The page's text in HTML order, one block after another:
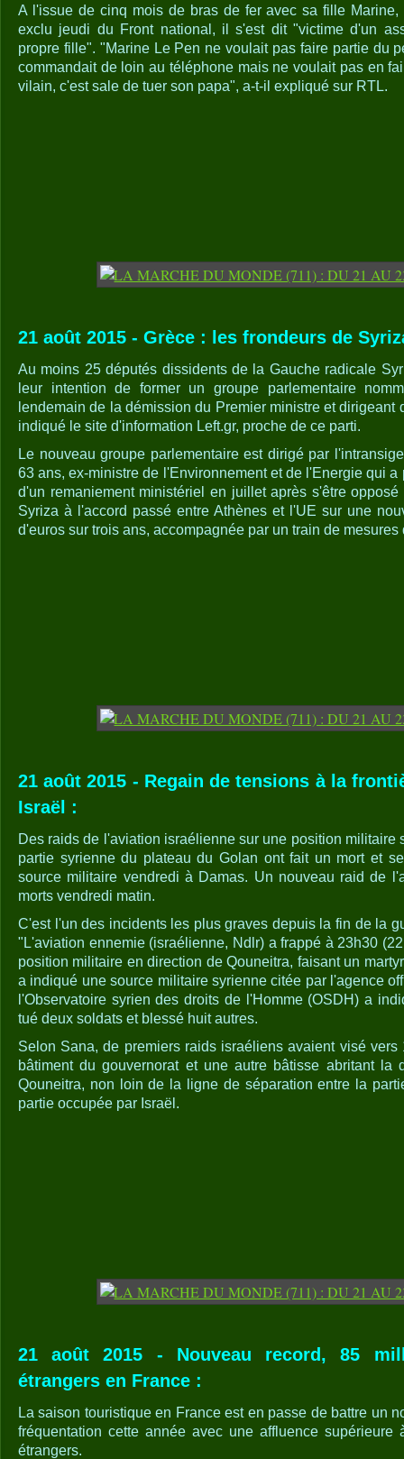
A l'issue de cinq mois de bras de fer avec sa fille
exclu jeudi du Front national, il s'est dit "victime d'un
propre fille". "Marine Le Pen ne voulait pas faire partie du
commandait de loin au téléphone mais ne voulait pas en
vilain, c'est sale de tuer son papa", a-t-il expliqué sur RTL.
21 août 2015 - Grèce : les frondeurs de
Au moins 25 députés dissidents de la Gauche radicale
leur intention de former un groupe parlementaire
lendemain de la démission du Premier ministre et dirigeant
indiqué le site d'information Left.gr, proche de ce parti.
Le nouveau groupe parlementaire est dirigé par
63 ans, ex-ministre de l'Environnement et de l'Energie qui
d'un remaniement ministériel en juillet après s'être
Syriza à l'accord passé entre Athènes et l'UE sur une
d'euros sur trois ans, accompagnée par un train de mesures
21 août 2015 - Regain de tensions à la
Israël :
Des raids de l'aviation israélienne sur une position militaire
partie syrienne du plateau du Golan ont fait un mort et
source militaire vendredi à Damas. Un nouveau raid de
morts vendredi matin.
C'est l'un des incidents les plus graves depuis la fin de la
"L'aviation ennemie (israélienne, Ndlr) a frappé à 23h30
position militaire en direction de Qouneitra, faisant un
a indiqué une source militaire syrienne citée par l'agence
l'Observatoire syrien des droits de l'Homme (OSDH) a
tué deux soldats et blessé huit autres.
Selon Sana, de premiers raids israéliens avaient visé
bâtiment du gouvernorat et une autre bâtisse abritant la
Qouneitra, non loin de la ligne de séparation entre la
partie occupée par Israël.
21 août 2015 - Nouveau record, 85
étrangers en France :
La saison touristique en France est en passe de battre un
fréquentation cette année avec une affluence
étrangers.